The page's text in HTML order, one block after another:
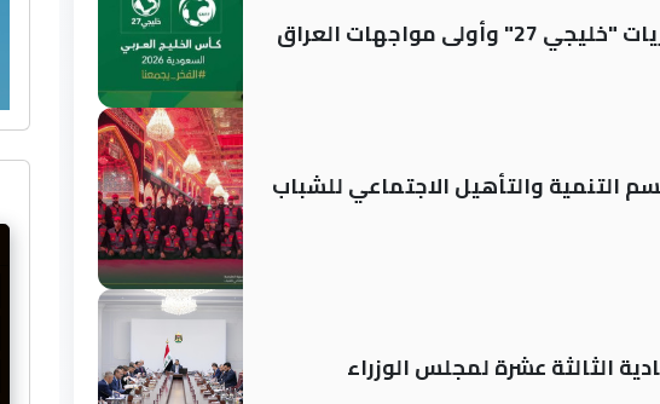
مواجهات العراق
التنمية والتأهيل الاجتماعي للشباب
الثالثة عشرة لمجلس الوزراء